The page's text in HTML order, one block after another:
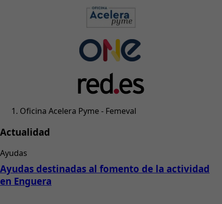
Oficina Acelera Pyme - Femeval
Actualidad
Ayudas
Ayudas destinadas al fomento de la actividad
en Enguera